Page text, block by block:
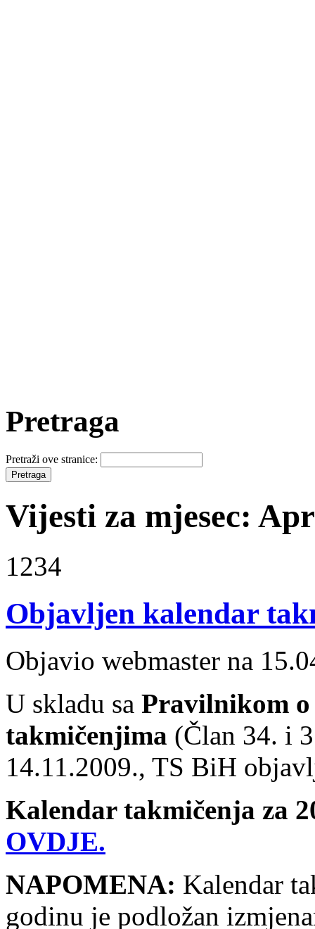
Pretraga
Pretraži ove stranice:
Vijesti za mjesec:
1234
Objavljen kalendar
Objavio webmaster na
U skladu sa Pravilnikom
takmičenjima (Član 34. i
14.11.2009., TS BiH
Kalendar takmičenja za
OVDJE.
NAPOMENA: Kalendar
godinu je podložan